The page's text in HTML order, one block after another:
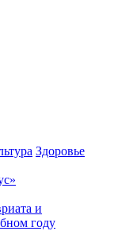
Здоровье
и
году